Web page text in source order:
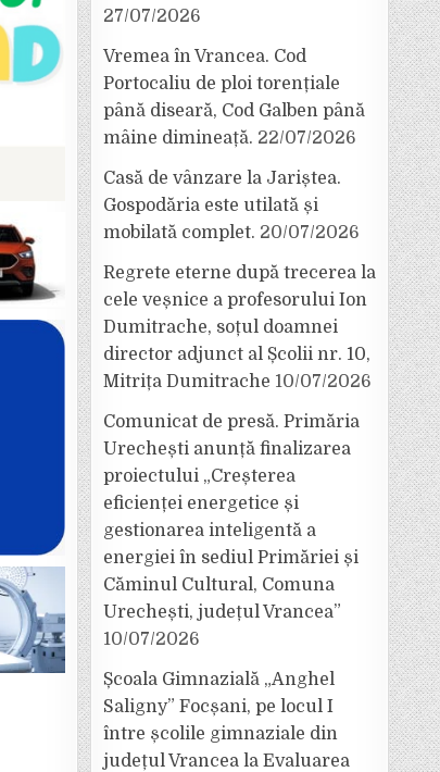
27/07/2026
Vremea în Vrancea. Cod
Portocaliu de ploi torențiale
până diseară, Cod Galben până
mâine dimineață. 22/07/2026
Casă de vânzare la Jariștea.
Gospodăria este utilată și
mobilată complet. 20/07/2026
Regrete eterne după trecerea la
cele veșnice a profesorului Ion
Dumitrache, soțul doamnei
director adjunct al Școlii nr. 10,
Mitrița Dumitrache 10/07/2026
Comunicat de presă. Primăria
Urechești anunță finalizarea
proiectului „Creșterea
eficienței energetice și
gestionarea inteligentă a
energiei în sediul Primăriei și
Căminul Cultural, Comuna
Urechești, județul Vrancea”
10/07/2026
Școala Gimnazială „Anghel
Saligny” Focșani, pe locul I
între școlile gimnaziale din
județul Vrancea la Evaluarea